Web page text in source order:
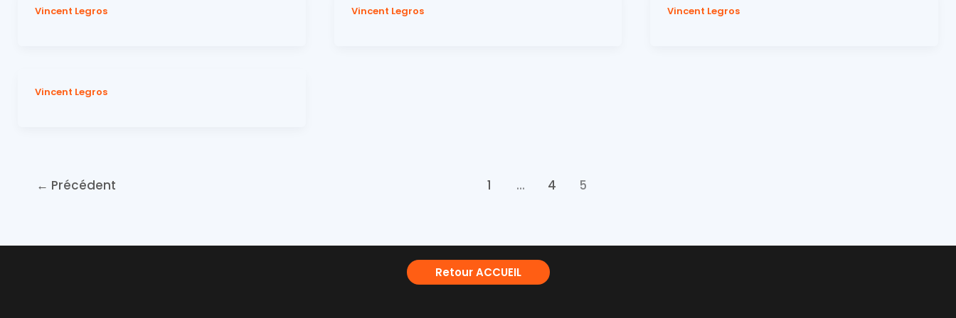
Vincent Legros Vincent Legros Vincent Legros
Vincent Legros
← Précédent 1 … 4 5
Retour ACCUEIL